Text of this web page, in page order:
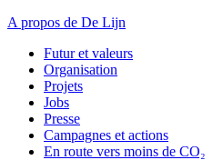
A propos de De Lijn
Futur et valeurs
Organisation
Projets
Jobs
Presse
Campagnes et actions
En route vers moins de CO₂